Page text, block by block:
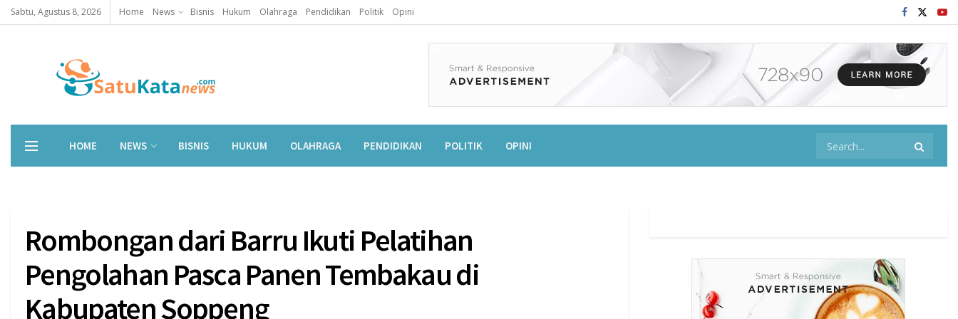
Sabtu, Agustus 8, 2026 Home News Bisnis Hukum Olahraga Pendidikan Politik Opini
HOME NEWS BISNIS HUKUM OLAHRAGA PENDIDIKAN POLITIK OPINI
Rombongan dari Barru Ikuti Pelatihan
Pengolahan Pasca Panen Tembakau di
Kabupaten Soppeng